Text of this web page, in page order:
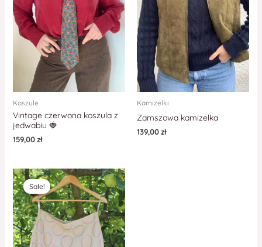
Koszule
Vintage czerwona koszula z
jedwabiu 🍓
159,00zł
Kamizelki
Zamszowa kamizelka
139,00zł
Sale!
Sale!